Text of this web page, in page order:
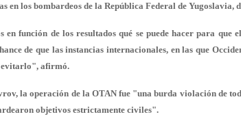
en los bombardeos de la República Federal de Yugoslavia,
en función de los resultados qué se puede hacer para
de que las instancias internacionales, en las que
evitarlo", afirmó.
la operación de la OTAN fue "una burda violación de
objetivos estrictamente civiles".